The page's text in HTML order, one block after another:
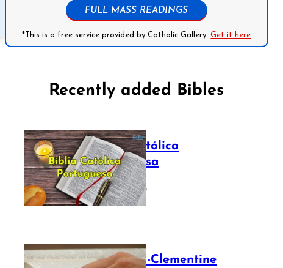
FULL MASS READINGS
*This is a free service provided by Catholic Gallery.Get it here
Recently added Bibles
Bíblia Católica
Portuguesa
July 16, 2025
The Sixto-Clementine